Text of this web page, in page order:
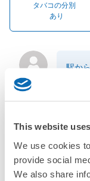
This website
We use cookies
provide social
We also share
タバコの分別
あり
駅か
に濡
す。
ます。
店舗情報